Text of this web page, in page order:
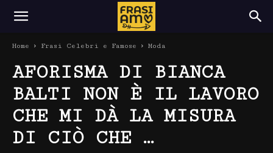
Home Frasi Celebri e Famose Moda
AFORISMA DI BIANCA
BALTI NON È IL LAVORO
CHE MI DÀ LA MISURA
DI CIÒ CHE …